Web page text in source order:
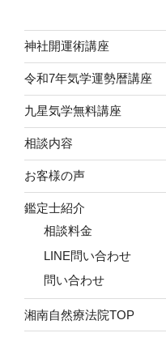
神社開運術講座
令和7年気学運勢暦講座
九星気学無料講座
相談内容
お客様の声
鑑定士紹介
相談料金
LINE問い合わせ
問い合わせ
湘南自然療法院TOP